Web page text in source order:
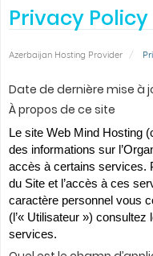
Privacy Policy
Azerbaijan Hosting Provider
Date de dernière mise à
À propos de ce site
Le site Web Mind Hosting
des informations sur
accès à certains services.
du Site et l’accès à ces
caractère personnel vous
(l’« Utilisateur »)
services.